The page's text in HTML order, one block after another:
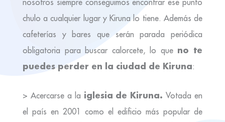
nosotros siempre conseguimos encontrar ese punto
chulo a cualquier lugar y Kiruna lo tiene. Además de
cafeterías y bares que serán parada periódica
obligatoria para buscar calorcete, lo que no te
puedes perder en la ciudad de Kiruna:
> Acercarse a la iglesia de Kiruna.Votada en
el país en 2001 como el edificio más popular de